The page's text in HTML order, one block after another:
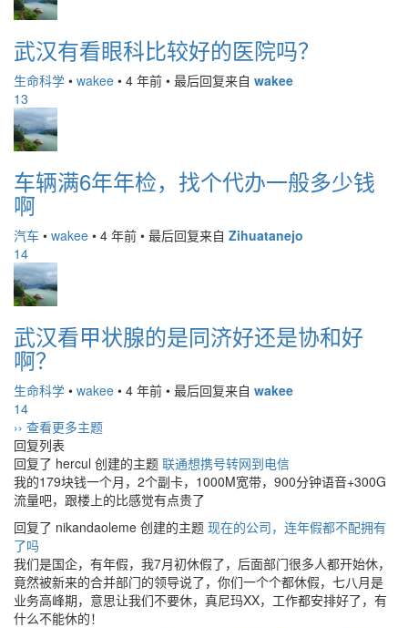
武汉有看眼科比较好的医院吗？
生命科学 • wakee • 4 年前 • 最后回复来自 wakee
13
车辆满6年年检，找个代办一般多少钱
啊
汽车 • wakee • 4 年前 • 最后回复来自 Zihuatanejo
14
武汉看甲状腺的是同济好还是协和好
啊？
生命科学 • wakee • 4 年前 • 最后回复来自 wakee
14
›› 查看更多主题
回复列表
回复了 hercul 创建的主题 联通想携号转网到电信
我的179块钱一个月，2个副卡，1000M宽带，900分钟语音+300G
流量吧，跟楼上的比感觉有点贵了
回复了 nikandaoleme 创建的主题 现在的公司，连年假都不配拥有
了吗
我们是国企，有年假，我7月初休假了，后面部门很多人都开始休，
竟然被新来的合并部门的领导说了，你们一个个都休假，七八月是
业务高峰期，意思让我们不要休，真尼玛XX，工作都安排好了，有
什么不能休的！